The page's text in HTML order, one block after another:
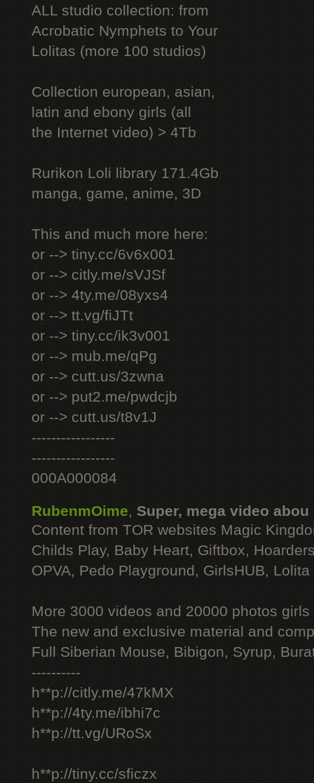
ALL studio collection: from
Acrobatic Nymрhеts to Your
Lоlitаs (more 100 studios)
Collection european, asian,
latin and ebony girls (all
the Internet video) > 4Tb
Rurikon Lоli library 171.4Gb
manga, game, anime, 3D
This and much more here:
or --> tiny.cc/6v6x001
or --> citly.me/sVJSf
or --> 4ty.me/08yxs4
or --> tt.vg/fiJTt
or --> tiny.cc/ik3v001
or --> mub.me/qPg
or --> cutt.us/3zwna
or --> put2.me/pwdcjb
or --> cutt.us/t8v1J
-----------------
-----------------
000A000084
RubenmOime, Super, mega video abou
Content from TOR websites Magic
Childs Play, Baby Heart, Giftbox,
OPVA, Pedo Playground, GirlsHUB, Lolita
More 3000 videos and 20000 photos
The new and exclusive material and
Full Siberian Mouse, Bibigon, Syrup,
----------
h**p://citly.me/47kMX
h**p://4ty.me/ibhi7c
h**p://tt.vg/URoSx
h**p://tiny.cc/sficzx